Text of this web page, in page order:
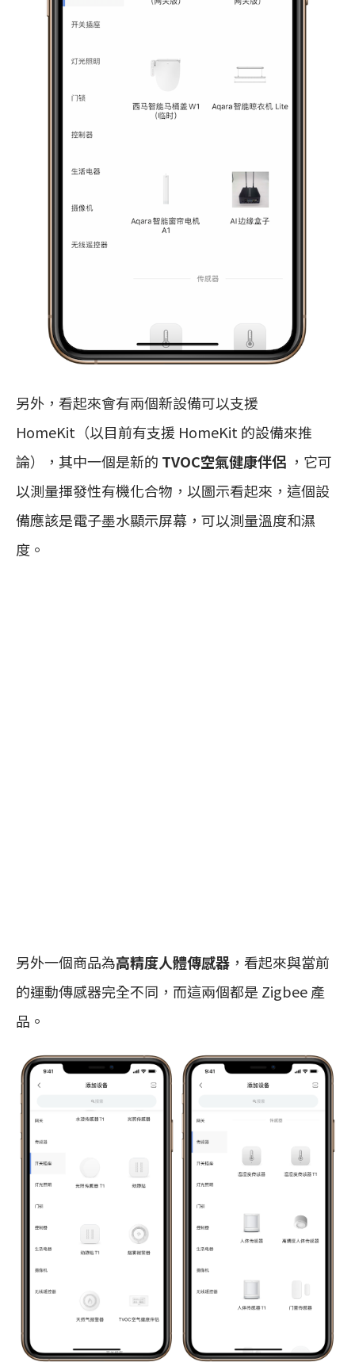
另外，看起來會有兩個新設備可以支援
HomeKit（以目前有支援 HomeKit 的設備來推
論），其中一個是新的 TVOC空氣健康伴侶 ，它可
以測量揮發性有機化合物，以圖示看起來，這個設
備應該是電子墨水顯示屏幕，可以測量溫度和濕
度。
另外一個商品為高精度人體傳感器 ，看起來與當前
的運動傳感器完全不同，而這兩個都是 Zigbee 產
品。